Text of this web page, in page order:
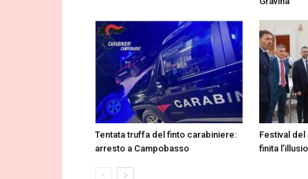
Tentata truffa del finto carabiniere:
arresto a Campobasso
Festival del
finita